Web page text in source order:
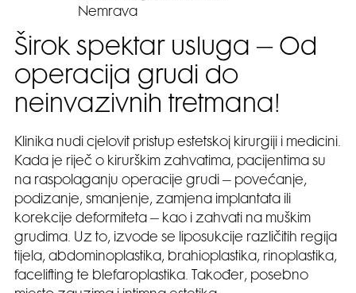
Nemrava
Širok spektar usluga – Od
operacija grudi do
neinvazivnih tretmana!
Klinika nudi cjelovit pristup estetskoj kirurgiji i medicini.
Kada je riječ o kirurškim zahvatima, pacijentima su
na raspolaganju operacije grudi – povećanje,
podizanje, smanjenje, zamjena implantata ili
korekcije deformiteta – kao i zahvati na muškim
grudima. Uz to, izvode se liposukcije različitih regija
tijela, abdominoplastika, brahioplastika, rinoplastika,
facelifting te blefaroplastika. Također, posebno